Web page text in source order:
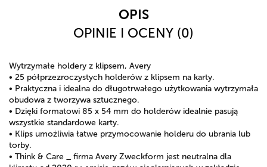
OPIS
OPINIE I OCENY (0)
Wytrzymałe holdery z klipsem, Avery
• 25 półprzezroczystych holderów z klipsem na karty.
• Praktyczna i idealna do długotrwałego użytkowania wytrzymała
obudowa z tworzywa sztucznego.
• Dzięki formatowi 85 x 54 mm do holderów idealnie pasują
wszystkie standardowe karty.
• Klips umożliwia łatwe przymocowanie holderu do ubrania lub
torby.
• Think & Care _ firma Avery Zweckform jest neutralna dla